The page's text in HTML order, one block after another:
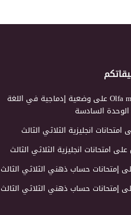
Olfaعلىوضعية إدماجية في اللغة
الوحدة السادسة
امتحانات انجليزية الثلاثي الثالث
على امتحانات انجليزية الثلاثي الثالث
إمتحانات حساب ذهني الثلاثي الثالث
إمتحانات حساب ذهني الثلاثي الثالث